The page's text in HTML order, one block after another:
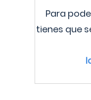
Para
tienes que